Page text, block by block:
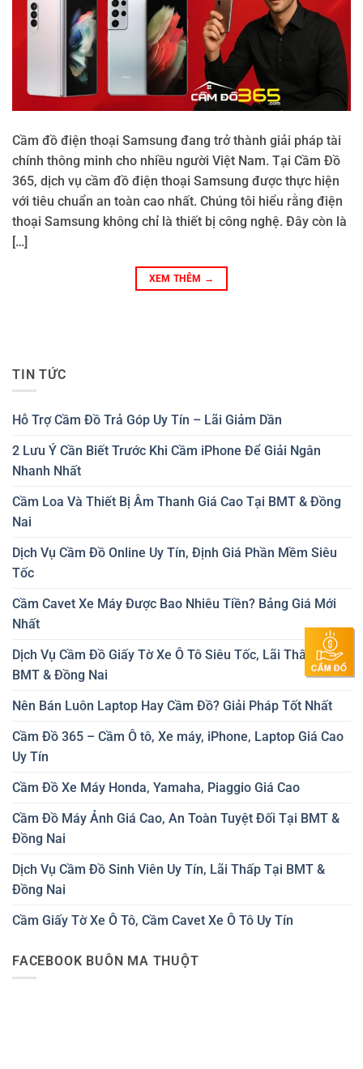
Cầm đồ điện thoại Samsung đang trở thành giải pháp tài
chính thông minh cho nhiều người Việt Nam. Tại Cầm Đồ
365, dịch vụ cầm đồ điện thoại Samsung được thực hiện
với tiêu chuẩn an toàn cao nhất. Chúng tôi hiểu rằng điện
thoại Samsung không chỉ là thiết bị công nghệ. Đây còn là
[…]
XEM THÊM →
TIN TỨC
Hỗ Trợ Cầm Đồ Trả Góp Uy Tín – Lãi Giảm Dần
2 Lưu Ý Cần Biết Trước Khi Cầm iPhone Để Giải Ngân
Nhanh Nhất
Cầm Loa Và Thiết Bị Âm Thanh Giá Cao Tại BMT & Đồng
Nai
Dịch Vụ Cầm Đồ Online Uy Tín, Định Giá Phần Mềm Siêu
Tốc
Cầm Cavet Xe Máy Được Bao Nhiêu Tiền? Bảng Giá Mới
Nhất
Dịch Vụ Cầm Đồ Giấy Tờ Xe Ô Tô Siêu Tốc, Lãi Thấp Tại
BMT & Đồng Nai
Nên Bán Luôn Laptop Hay Cầm Đồ? Giải Pháp Tốt Nhất
Cầm Đồ 365 – Cầm Ô tô, Xe máy, iPhone, Laptop Giá Cao
Uy Tín
Cầm Đồ Xe Máy Honda, Yamaha, Piaggio Giá Cao
Cầm Đồ Máy Ảnh Giá Cao, An Toàn Tuyệt Đối Tại BMT &
Đồng Nai
Dịch Vụ Cầm Đồ Sinh Viên Uy Tín, Lãi Thấp Tại BMT &
Đồng Nai
Cầm Giấy Tờ Xe Ô Tô, Cầm Cavet Xe Ô Tô Uy Tín
FACEBOOK BUÔN MA THUỘT